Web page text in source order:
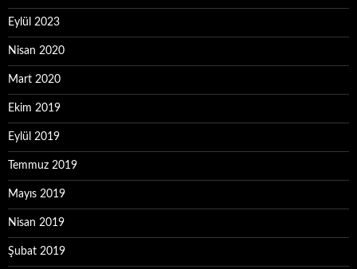
Eylül 2023
Nisan 2020
Mart 2020
Ekim 2019
Eylül 2019
Temmuz 2019
Mayıs 2019
Nisan 2019
Şubat 2019